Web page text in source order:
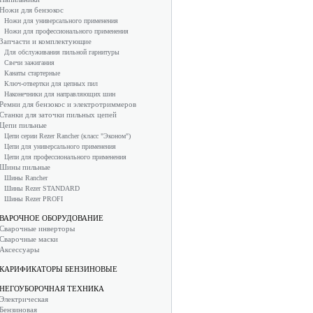
Ножи для бензокос
Ножи для универсального применения
Ножи для профессионального применения
Запчасти и комплектующие
Для обслуживания пильной гарнитуры
Свечи зажигания
Канаты стартерные
Ключ-отвертки для цепных пил
Наконечники для направляющих шин
Ремни для бензокос и электротриммеров
Станки для заточки пильных цепей
Цепи пильные
Цепи серии Rezer Rancher (класс "Эконом")
Цепи для универсального применения
Цепи для профессионального применения
Шины пильные
Шины Rancher
Шины Rezer STANDARD
Шины Rezer PROFI
ОБОРУДОВАНИЕ
Сварочные инверторы
Сварочные маски
Аксессуары
БЕНЗИНОВЫЕ
ТЕХНИКА
Электрическая
Бензиновая